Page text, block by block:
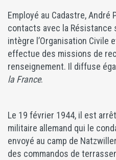
Employé au Cadastre,
contacts avec la Résistance
intègre l’Organisation Civile
effectue des missions de
renseignement. Il diffuse
la France.
Le 19 février 1944, il est
militaire allemand qui le
envoyé au camp de
des commandos de